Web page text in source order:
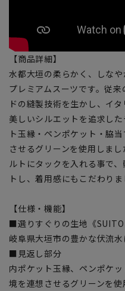
【商品詳細】
水都大垣の柔らかく、しなや
プレミアムスーツです。従
ドの縫製技術を生かし、イ
美しいシルエットを追求し
ト玉縁・ペンポケット・脇
させるグリーンを使用しま
ルトにタックを入れる事で
トし、着用感にもこだわりま
【仕様・機能】
■選りすぐりの生地《SUITO
岐阜県大垣市の豊かな伏流
■見返し部分
内ポケット玉縁、ペンポケ
境を連想させるグリーンを使